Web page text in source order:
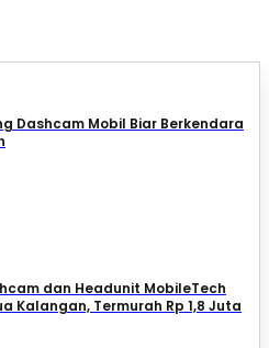
Dashcam Mobil Biar Berkendara
dan Headunit MobileTech
Kalangan, Termurah Rp 1,8 Juta